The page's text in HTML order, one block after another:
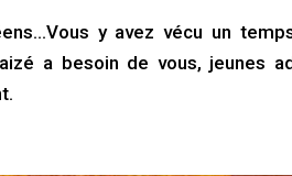
y avez vécu un
a besoin de vous, jeunes